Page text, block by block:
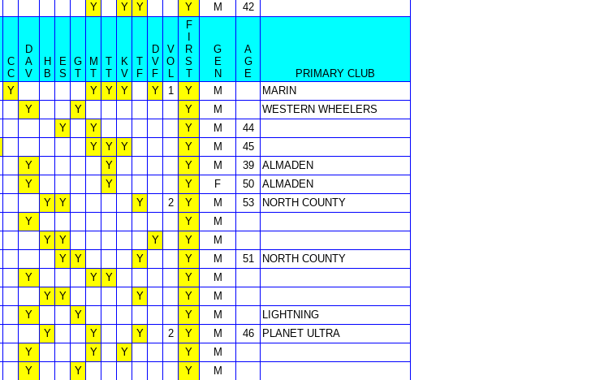
Y Y Y Y M 42
C
C
D
A
V
H
B
E
S
G
T
M
T
T
T
K
V
T
F
D
V
F
V
O
L
F
R
S
T
G
E
N
A
G
E
PRIMARY CLUB
Y Y Y Y Y 1 Y M
MARIN
Y Y Y M
WESTERN WHEELERS
Y Y Y M
44
Y Y Y Y M
45
Y Y Y M 39
ALMADEN
Y Y Y F 50
ALMADEN
Y Y Y 2 Y M 53
NORTH COUNTY
Y Y
M
Y Y Y Y
M
Y Y Y Y M 51
NORTH COUNTY
Y Y Y Y
M
Y Y Y Y
M
Y Y Y M
LIGHTNING
Y Y Y 2 Y M 46
PLANET ULTRA
Y Y Y Y
M
Y Y Y M